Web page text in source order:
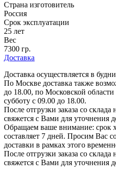
Страна изготовитель
Россия
Срок эксплуатации
25 лет
Вес
7300 гр.
Доставка
Доставка осуществляется в
По Москве доставка также
до 18.00, по Московской
субботу с 09.00 до 18.00.
После отгрузки заказа со
свяжется с Вами для уточнения
Обращаем ваше внимание: срок
составляет 7 дней. Просим Вас
доставки в рамках этого
После отгрузки заказа со
свяжется с Вами для уточнения